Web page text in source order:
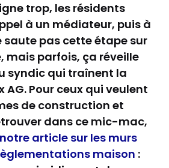
trop, les résidents
à un médiateur, puis à
saute pas cette étape sur
mais parfois, ça réveille
syndic qui traînent la
Pour ceux qui veulent
de construction et
dans ce mic-mac,
notre article sur les murs
maison :